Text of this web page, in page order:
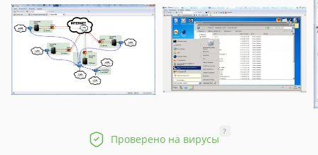
Проверено на вирусы
?